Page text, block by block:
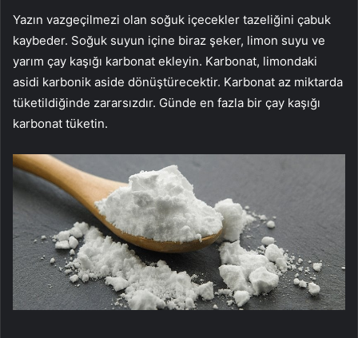
Yazın vazgeçilmezi olan soğuk içecekler tazeliğini çabuk
kaybeder. Soğuk suyun içine biraz şeker, limon suyu ve
yarım çay kaşığı karbonat ekleyin. Karbonat, limondaki
asidi karbonik aside dönüştürecektir. Karbonat az miktarda
tüketildiğinde zararsızdır. Günde en fazla bir çay kaşığı
karbonat tüketin.